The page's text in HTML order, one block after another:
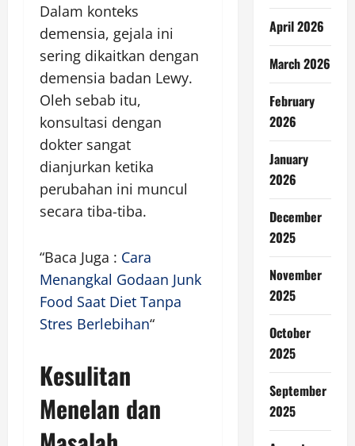
Dalam konteks
demensia, gejala ini
sering dikaitkan dengan
demensia badan Lewy.
Oleh sebab itu,
konsultasi dengan
dokter sangat
dianjurkan ketika
perubahan ini muncul
secara tiba-tiba.
“Baca Juga : Cara
Menangkal Godaan Junk
Food Saat Diet Tanpa
Stres Berlebihan“
Kesulitan
Menelan dan
April 2026
March 2026
February
2026
January
2026
December
2025
November
2025
October
2025
September
2025